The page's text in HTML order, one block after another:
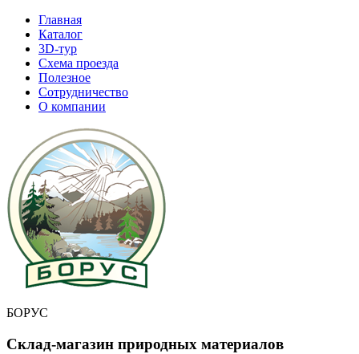
Главная
Каталог
3D-тур
Cхема проезда
Полезное
Сотрудничество
О компании
БОРУС
Склад-магазин природных материалов